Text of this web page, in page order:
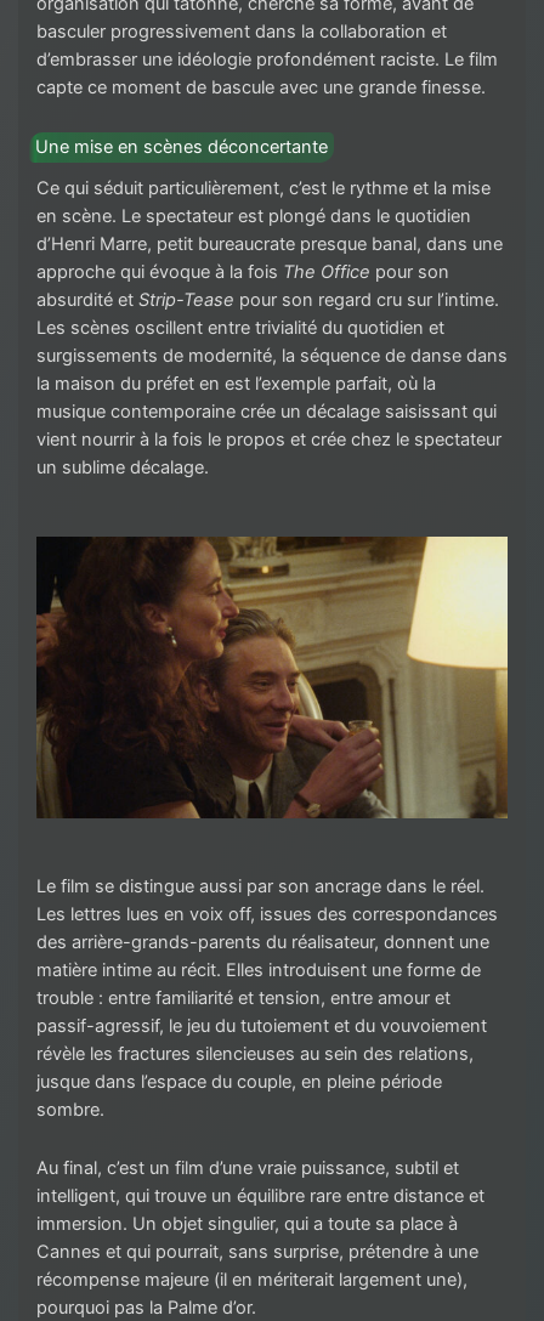
basculer progressivement dans la collaboration et
d’embrasser une idéologie profondément raciste. Le film
capte ce moment de bascule avec une grande finesse.
Une mise en scènes déconcertante
Ce qui séduit particulièrement, c’est le rythme et la mise
en scène. Le spectateur est plongé dans le quotidien
d’Henri Marre, petit bureaucrate presque banal, dans une
approche qui évoque à la fois The Office pour son
absurdité et Strip-Tease pour son regard cru sur l’intime.
Les scènes oscillent entre trivialité du quotidien et
surgissements de modernité, la séquence de danse dans
la maison du préfet en est l’exemple parfait, où la
musique contemporaine crée un décalage saisissant qui
vient nourrir à la fois le propos et crée chez le spectateur
un sublime décalage.
Le film se distingue aussi par son ancrage dans le réel.
Les lettres lues en voix off, issues des correspondances
des arrière-grands-parents du réalisateur, donnent une
matière intime au récit. Elles introduisent une forme de
trouble : entre familiarité et tension, entre amour et
passif-agressif, le jeu du tutoiement et du vouvoiement
révèle les fractures silencieuses au sein des relations,
jusque dans l’espace du couple, en pleine période
sombre.
Au final, c’est un film d’une vraie puissance, subtil et
intelligent, qui trouve un équilibre rare entre distance et
immersion. Un objet singulier, qui a toute sa place à
Cannes et qui pourrait, sans surprise, prétendre à une
récompense majeure (il en mériterait largement une),
pourquoi pas la Palme d’or.